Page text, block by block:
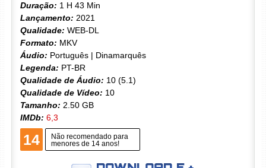
Duração: 1 H 43 Min
Lançamento: 2021
Qualidade: WEB-DL
Formato: MKV
Áudio: Português | Dinamarquês
Legenda: PT-BR
Qualidade de Áudio: 10 (5.1)
Qualidade de Vídeo: 10
Tamanho: 2.50 GB
IMDb: 6,3
14
Não recomendado para
menores de 14 anos!